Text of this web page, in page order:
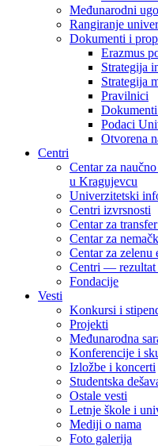
Međunarodni
Rangiranje
Dokumenti i
Erazmus
Strategija
Strategija
Pravilnici
Podaci
Otvorena
Centri
Centar za
u Kragujevcu
Univerzitetski
Centri izvrsnosti
Centar za
Centar za
Centar za zelenu
Centri — rezultat
Fondacije
Vesti
Konkursi i
Projekti
Međunarodna
Konferencije i
Izložbe i koncerti
Studentska
Ostale vesti
Letnje škole i
Mediji o nama
Foto galerija